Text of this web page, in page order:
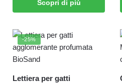
Scopri di più
-25%
Lettiera per gatti